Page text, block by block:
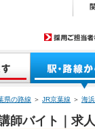
県の路線 ＞ JR京葉線 ＞ 海
師バイト｜求